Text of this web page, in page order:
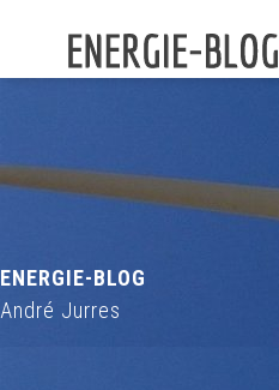
ENERGIE-BLOG
André Jurres